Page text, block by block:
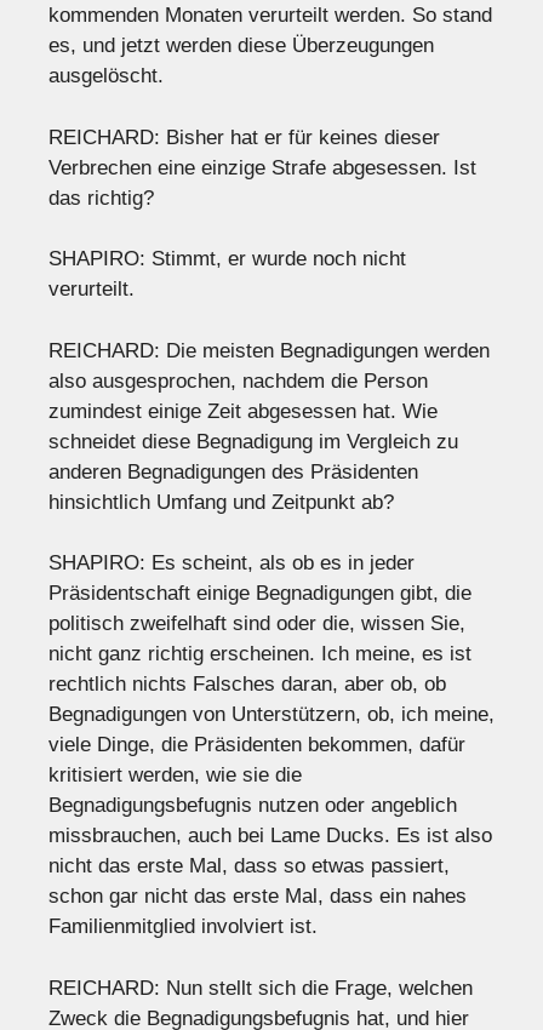
kommenden Monaten verurteilt werden. So stand
es, und jetzt werden diese Überzeugungen
ausgelöscht.
REICHARD: Bisher hat er für keines dieser
Verbrechen eine einzige Strafe abgesessen. Ist
das richtig?
SHAPIRO: Stimmt, er wurde noch nicht
verurteilt.
REICHARD: Die meisten Begnadigungen werden
also ausgesprochen, nachdem die Person
zumindest einige Zeit abgesessen hat. Wie
schneidet diese Begnadigung im Vergleich zu
anderen Begnadigungen des Präsidenten
hinsichtlich Umfang und Zeitpunkt ab?
SHAPIRO: Es scheint, als ob es in jeder
Präsidentschaft einige Begnadigungen gibt, die
politisch zweifelhaft sind oder die, wissen Sie,
nicht ganz richtig erscheinen. Ich meine, es ist
rechtlich nichts Falsches daran, aber ob, ob
Begnadigungen von Unterstützern, ob, ich meine,
viele Dinge, die Präsidenten bekommen, dafür
kritisiert werden, wie sie die
Begnadigungsbefugnis nutzen oder angeblich
missbrauchen, auch bei Lame Ducks. Es ist also
nicht das erste Mal, dass so etwas passiert,
schon gar nicht das erste Mal, dass ein nahes
Familienmitglied involviert ist.
REICHARD: Nun stellt sich die Frage, welchen
Zweck die Begnadigungsbefugnis hat, und hier